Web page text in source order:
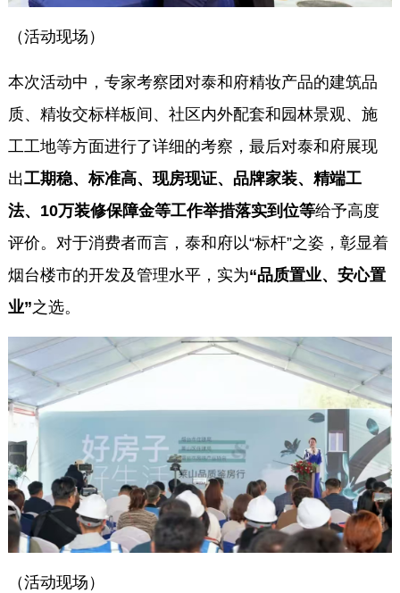
（活动现场）
本次活动中，专家考察团对泰和府精妆产品的建筑品
质、精妆交标样板间、社区内外配套和园林景观、施
工工地等方面进行了详细的考察，最后对泰和府展现
出工期稳、标准高、现房现证、品牌家装、精端工
法、10万装修保障金等工作举措落实到位等给予高度
评价。对于消费者而言，泰和府以“标杆”之姿，彰显着
烟台楼市的开发及管理水平，实为“品质置业、安心置
业”之选。
（活动现场）